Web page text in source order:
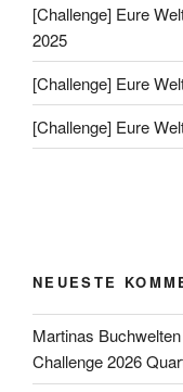
[Challenge] Eure
2025
[Challenge] Eure
[Challenge] Eure
NEUESTE
Martinas Buchwelten
Challenge 2026